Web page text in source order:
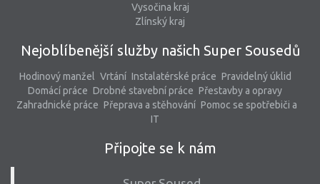
Vysočina kraj
Zlínský kraj
Nejoblíbenější služby našich Super Sousedů
Hodinový manžel Vrtání Instalatérské práce Pravidelný úklid
Domácí práce Drobné stavební práce Přestavby a opravy
Zahradnické práce Přeprava a stěhování Pomoc se spotřebiči a
IT
Připojte se k nám